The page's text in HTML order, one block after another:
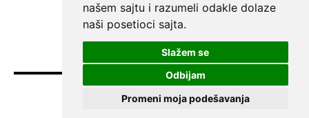
našem sajtu i razumeli odakle dolaze
naši posetioci sajta.
Slažem se
Odbijam
Promeni moja podešavanja